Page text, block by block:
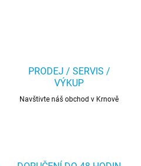
PRODEJ / SERVIS /
VÝKUP
Navštivte náš obchod v Krnově